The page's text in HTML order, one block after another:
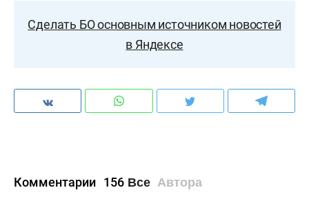
Сделать БО основным источником новостей
в Яндексе
Комментарии 156 Все Автора